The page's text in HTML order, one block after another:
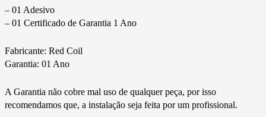
– 01 Adesivo
– 01 Certificado de Garantia 1 Ano
Fabricante: Red Coil
Garantia: 01 Ano
A Garantia não cobre mal uso de qualquer peça, por isso
recomendamos que, a instalação seja feita por um profissional.